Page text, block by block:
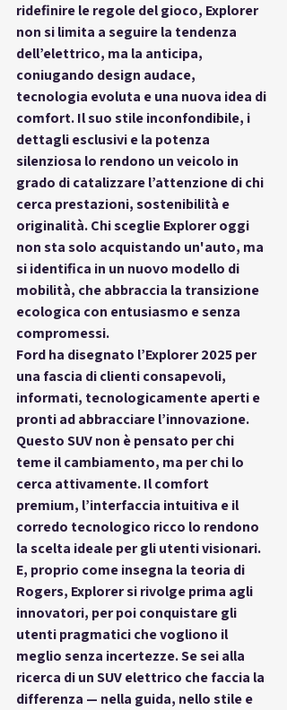
ridefinire le regole del gioco, Explorer
non si limita a seguire la tendenza
dell’elettrico, ma la anticipa,
coniugando design audace,
tecnologia evoluta e una nuova idea di
comfort. Il suo stile inconfondibile, i
dettagli esclusivi e la potenza
silenziosa lo rendono un veicolo in
grado di catalizzare l’attenzione di chi
cerca prestazioni, sostenibilità e
originalità. Chi sceglie Explorer oggi
non sta solo acquistando un'auto, ma
si identifica in un nuovo modello di
mobilità, che abbraccia la transizione
ecologica con entusiasmo e senza
compromessi.
Ford ha disegnato l’Explorer 2025 per
una fascia di clienti consapevoli,
informati, tecnologicamente aperti e
pronti ad abbracciare l’innovazione.
Questo SUV non è pensato per chi
teme il cambiamento, ma per chi lo
cerca attivamente. Il comfort
premium, l’interfaccia intuitiva e il
corredo tecnologico ricco lo rendono
la scelta ideale per gli utenti visionari.
E, proprio come insegna la teoria di
Rogers, Explorer si rivolge prima agli
innovatori, per poi conquistare gli
utenti pragmatici che vogliono il
meglio senza incertezze. Se sei alla
ricerca di un SUV elettrico che faccia la
differenza — nella guida, nello stile e